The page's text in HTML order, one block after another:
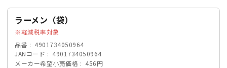
ラーメン（袋）
軽減税率対象
品番
4901734050964
JANコード
4901734050964
メーカー希望小売価格
456円